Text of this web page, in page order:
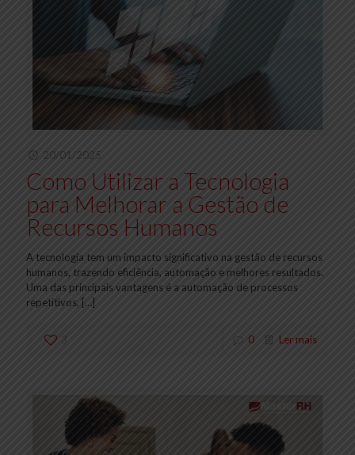
20/01/2025
Como Utilizar a Tecnologia
para Melhorar a Gestão de
Recursos Humanos
A tecnologia tem um impacto significativo na gestão de recursos
humanos, trazendo eficiência, automação e melhores resultados.
Uma das principais vantagens é a automação de processos
repetitivos, […]
3 0 Ler mais